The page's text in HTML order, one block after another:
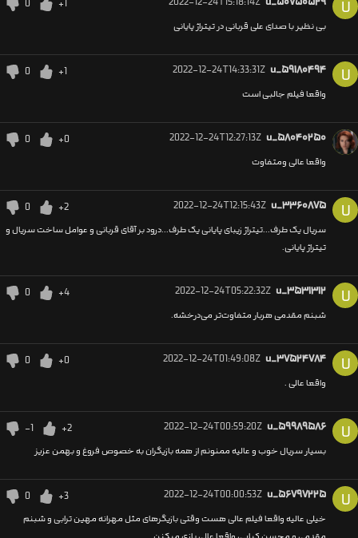
U
+1
0
بی نظیر با صدای علی قربانی در تیتراژ پایانی
U u_۵۹۱۸۰۴۹۴ 2022-12-24T14:33:31Z
+1
0
واقعا فیلم جالبی است
u_۵۸۰۴۰۲۵۰ 2022-12-24T12:27:13Z
+0
0
واقعا عالی ومتفاوت
U u_۳۳۶۰۸۷۵ 2022-12-24T12:15:43Z
+2
0
سریال یک طرف...تیتراژ زیبای پایانی یک طرف...درود بر آقای قربانی و عوامل ساخت سریال و
تیتراژ پایانی.
U u_۳۵۳۱۳۱۲ 2022-12-24T05:22:32Z
+4
0
شبنم مقدمی هربار متفاوت‌تر می‌درخشه.
U u_۳۷۵۲۴۷۸۴ 2022-12-24T01:49:08Z
+0
0
واقعا عالی .
U u_۵۹۹۸۹۵۸۶ 2022-12-24T00:59:20Z
+2
-1
بسیار سریال خوب و عالیه ممنونم از همه بازیگران به خصوص فروغ و بهمن عزیز
U u_۵۶۷۹۷۲۲۵ 2022-12-24T00:00:53Z
+3
0
خیلی عالیه واقعا فیلم عالی هست وقتی بازیگرهای مثل مهرانه مهین ترابی و شبنم